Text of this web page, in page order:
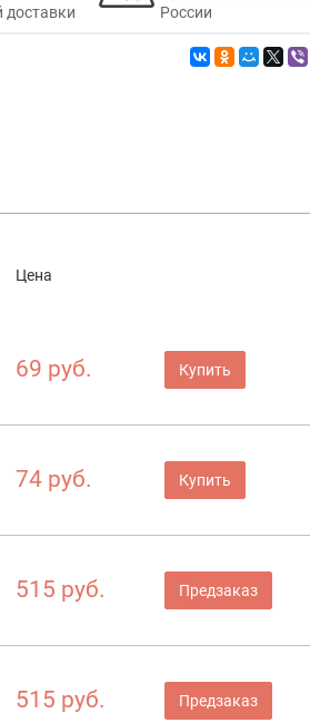
доставки
России
Цена
69 руб. Купить
74 руб. Купить
515 руб. Предзаказ
515 руб. Предзаказ